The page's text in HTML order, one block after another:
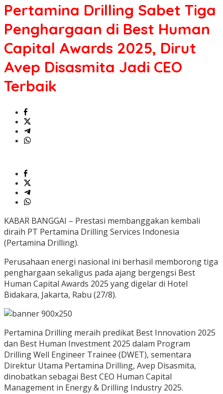
Pertamina Drilling Sabet Tiga
Penghargaan di Best Human
Capital Awards 2025, Dirut
Avep Disasmita Jadi CEO
Terbaik
KABAR BANGGAI – Prestasi membanggakan kembali
diraih PT Pertamina Drilling Services Indonesia
(Pertamina Drilling).
Perusahaan energi nasional ini berhasil memborong tiga
penghargaan sekaligus pada ajang bergengsi Best
Human Capital Awards 2025 yang digelar di Hotel
Bidakara, Jakarta, Rabu (27/8).
Pertamina Drilling meraih predikat Best Innovation 2025
dan Best Human Investment 2025 dalam Program
Drilling Well Engineer Trainee (DWET), sementara
Direktur Utama Pertamina Drilling, Avep Disasmita,
dinobatkan sebagai Best CEO Human Capital
Management in Energy & Drilling Industry 2025.